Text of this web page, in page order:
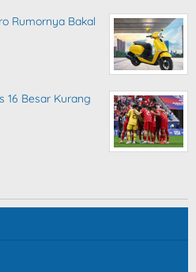
Rumornya Bakal
16 Besar Kurang